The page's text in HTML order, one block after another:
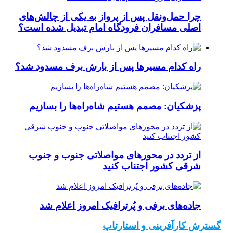
چرا حمل‌ونقل پس از پرواز به یکی از چالش‌های
اصلی مسافران فرودگاه امام تبدیل شده است؟
راه کدام مسیرها پس از بارش برف مسدود شد؟
پزشکیان: مصمم هستیم شاه‌راه‌ها را بسازیم
از تردد در محورهای مواصلاتی جنوب و جنوب
شرقی کشور اجتناب کنید
جاده‌های برفی و پُرترافیک امروز اعلام شد
گسترش کارآفرینی و استارتاپ